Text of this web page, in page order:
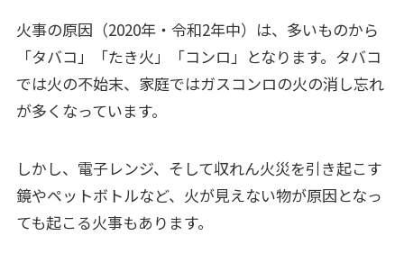
火事の原因（2020年・令和2年中）は、多いものから
「タバコ」「たき火」「コンロ」となります。タバコ
では火の不始末、家庭ではガスコンロの火の消し忘れ
が多くなっています。
しかし、電子レンジ、そして収れん火災を引き起こす
鏡やペットボトルなど、火が見えない物が原因となっ
ても起こる火事もあります。